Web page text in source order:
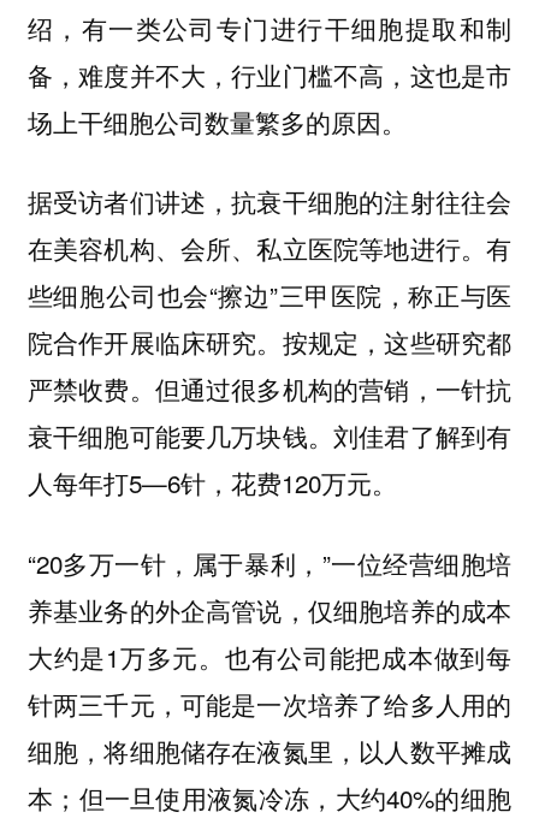
绍，有一类公司专门进行干细胞提取和制
备，难度并不大，行业门槛不高，这也是市
场上干细胞公司数量繁多的原因。
据受访者们讲述，抗衰干细胞的注射往往会
在美容机构、会所、私立医院等地进行。有
些细胞公司也会“擦边”三甲医院，称正与医
院合作开展临床研究。按规定，这些研究都
严禁收费。但通过很多机构的营销，一针抗
衰干细胞可能要几万块钱。刘佳君了解到有
人每年打5—6针，花费120万元。
“20多万一针，属于暴利，”一位经营细胞培
养基业务的外企高管说，仅细胞培养的成本
大约是1万多元。也有公司能把成本做到每
针两三千元，可能是一次培养了给多人用的
细胞，将细胞储存在液氮里，以人数平摊成
本；但一旦使用液氮冷冻，大约40%的细胞